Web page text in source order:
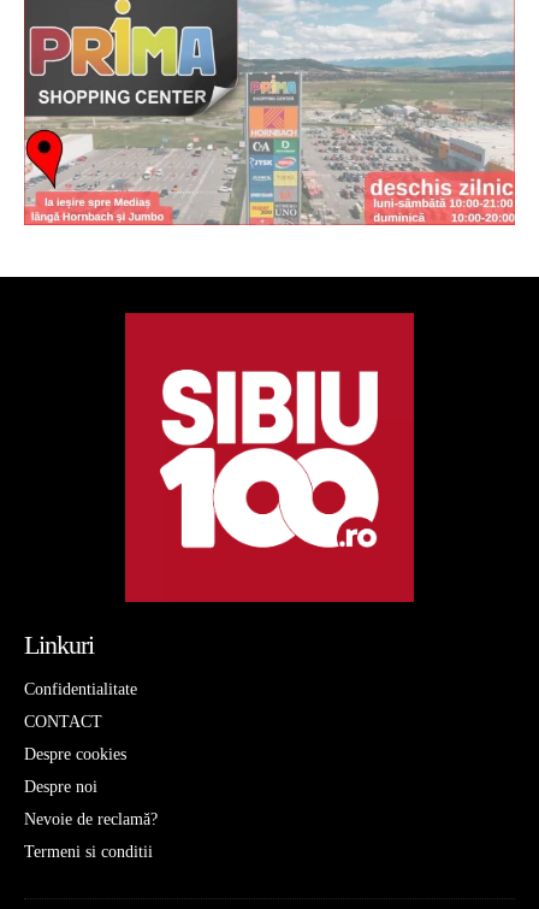
Linkuri
Confidentialitate
CONTACT
Despre cookies
Despre noi
Nevoie de reclamă?
Termeni si conditii